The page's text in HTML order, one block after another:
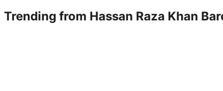
Trending from Hassan Raza Khan